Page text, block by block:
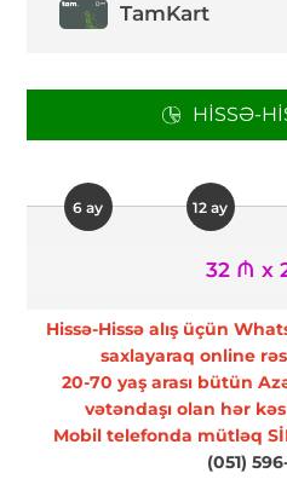
TamKart
HISSƏ-
6 ay 12 ay
32 ₼ x
Hissə-Hissə alış üçün
saxlayaraq online
20-70 yaş arası bütün
vətəndaşı olan hər
Mobil telefonda mütləq
(051)